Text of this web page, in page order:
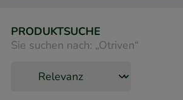
PRODUKTSUCHE
Sie suchen nach: „Otriven“